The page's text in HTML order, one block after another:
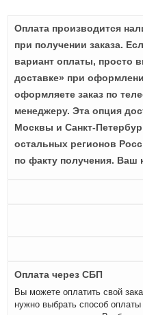
Оплата производится
при получении заказа.
вариант оплаты, просто
доставке» при
оформляете заказ по
менеджеру. Эта опция
Москвы и Санкт-
остальных регионов
по факту получения. Ваш
Оплата через СБП
Вы можете оплатить свой
нужно выбрать способ